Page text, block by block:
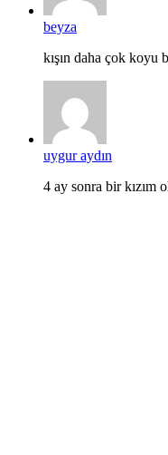
beyza
kışın daha çok
uygur aydın
4 ay sonra bir kızım